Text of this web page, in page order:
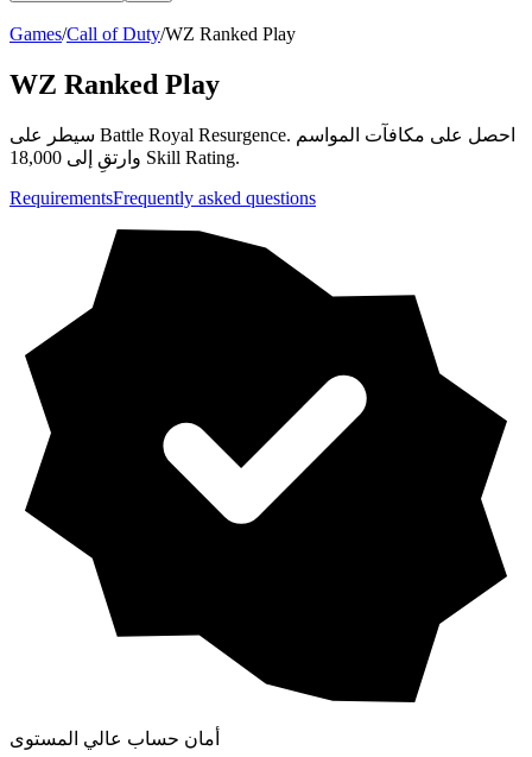
Games/Call of Duty/WZ Ranked Play
WZ Ranked Play
سيطر على Battle Royal Resurgence. احصل على مكافآت المواسم
وارتقِ إلى 18,000 Skill Rating.
RequirementsFrequently asked questions
أمان حساب عالي المستوى